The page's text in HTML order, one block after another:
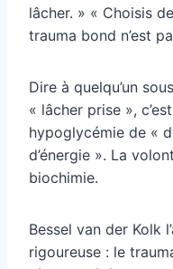
lâcher. » « Choisis
trauma bond n’est
Dire à quelqu’un
« lâcher prise »,
hypoglycémie de «
d’énergie ». La
biochimie.
Bessel van der Kolk
rigoureuse : le